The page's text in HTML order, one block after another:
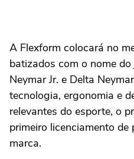
A Flexform colocará no
batizados com o nome
Neymar Jr. e Delta
tecnologia, ergonomia e
relevantes do esporte, o
primeiro licenciamento
marca.